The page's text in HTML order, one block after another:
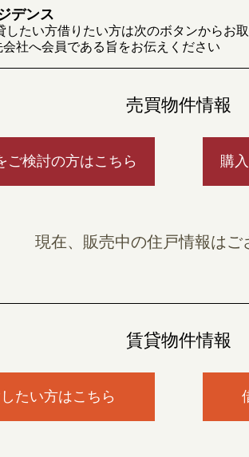
デンス
たい方借りたい方は次のボタンからお
社へ会員である旨をお伝えください
売買物件情報
ご検討の方はこちら 購
現在、販売中の住戸情報はご
賃貸物件情報
たい方はこちら